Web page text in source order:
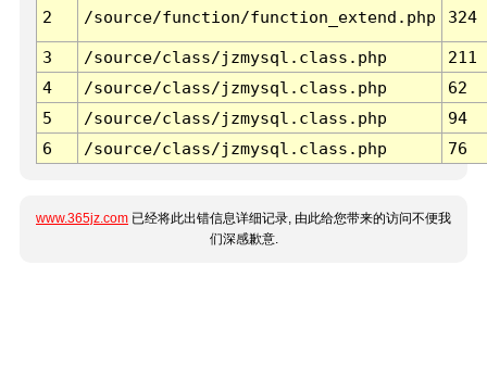
2 /source/function/function_extend.php 324
3 /source/class/jzmysql.class.php
211
4
/source/class/jzmysql.class.php
62
5
/source/class/jzmysql.class.php
94
6
/source/class/jzmysql.class.php 76
www.365jz.com 已经将此出错信息详细记录, 由此给您带来的访问不便我
们深感歉意.